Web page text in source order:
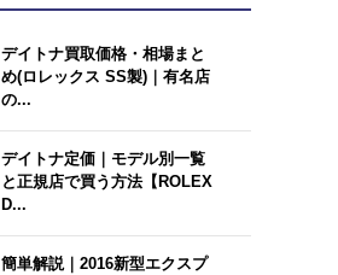
デイトナ買取価格・相場まと
め(ロレックス SS製)｜有名店
の...
デイトナ定価｜モデル別一覧
と正規店で買う方法【ROLEX
D...
簡単解説｜2016新型エクスプ